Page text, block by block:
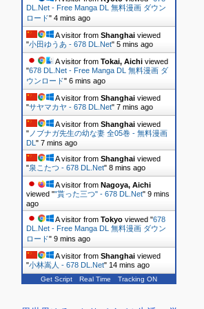
DL.Net - Free Manga DL 無料漫画 ダウン
ロード" 4 mins ago
A visitor from Shanghaiviewed
"小田ゆうあ - 678 DL.Net" 5 mins ago
A visitor from Tokai, Aichiviewed
"678 DL.Net - Free Manga DL 無料漫画 ダ
ウンロード" 6 mins ago
A visitor from Shanghaiviewed
"サヤマカヤ - 678 DL.Net" 7 mins ago
A visitor from Shanghaiviewed
"ノブナガ先生の幼な妻 全05巻 - 無料漫画
DL " 7 mins ago
A visitor from Shanghaiviewed
"泉こたつ - 678 DL.Net" 8 mins ago
A visitor from Nagoya, Aichi
viewed ""貰った三つ" - 678 DL.Net" 9 mins
ago
A visitor from Tokyoviewed "678
DL.Net - Free Manga DL 無料漫画 ダウン
ロード" 9 mins ago
A visitor from Shanghaiviewed
"小林嵩人 - 678 DL.Net" 14 mins ago
Get Script Real Time Tracking ON